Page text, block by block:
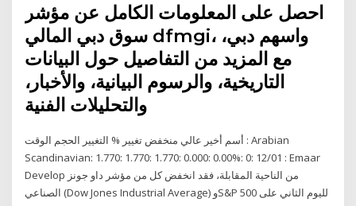
احصل على المعلومات الكامل عن مؤشر
سوق دبي المالي dfmgi، واسهم دبي،
مع المزيد من التفاصيل حول البيانات
التاريخية، والرسوم البيانية، والأخبار،
والتحليلات الفنية
أسم أخير عالي منخفض تغيير % التغيير الحجم الوقت : Arabian
Scandinavian: 1.770: 1.770: 1.770: 0.000: 0.00%: 0: 12/01 : Emaar
Develop من الناحية المقابلة، فقد انخفض كل من مؤشر داو جونز
الصناعي (Dow Jones Industrial Average) وS&P 500 لليوم الثاني على